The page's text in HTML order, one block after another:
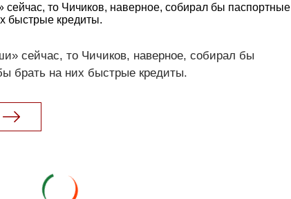
то Чичиков, наверное, собирал бы паспортные
быстрые кредиты.
сейчас, то Чичиков, наверное, собирал бы
брать на них быстрые кредиты.